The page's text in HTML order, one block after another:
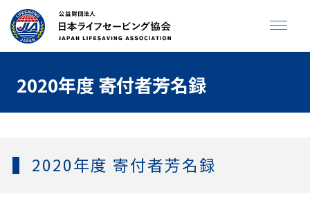
JLA ENGLISH SITE
トップページ
2020年度 寄付者芳名録
2020年度 寄付者芳名録